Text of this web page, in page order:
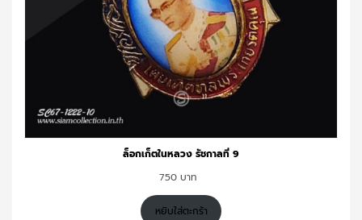
ล็อกเก็ตในหลวง รัชกาลที่ 9
750
หยิบใส่ตะกร้า